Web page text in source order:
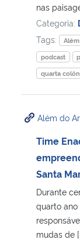
nas
Categoria:
Tags:
podcast
quarta
Além do Ar
Time
Santa
Durante
quarto
mudas de